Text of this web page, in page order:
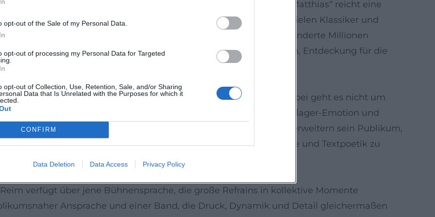
opt-out of the Sale of my Personal Data.
opt-out of processing my Personal Data for Targeted
opt-out of Collection, Use, Retention, Sale, and/or Sharing
Data that Is Unrelated with the Purposes for which it
CONFIRM
Data Deletion Data Access Privacy Policy
und die 2010er-/2020er-Werke „Phoenix“, „Meteor“, „MR20“ und „Matthias“ reicht eine
und Produzent dokumentiert. Auf Streaming-Plattformen erzielen Klassiker und
ausgewiesene Statistikseiten dokumentieren fortlaufend hunderte Millionen
doppelten Wirkmechanismus seiner Musik: Nostalgie für die einen, Entdeckung für die
und im Live-Betrieb.
und Remixe bringen neue Klangnuancen in sein Werk. Dabei geht es nicht um
sinnvolle Kontraste – zum Beispiel die Verbindung aus Schlager-Emotion und
friktionsarm zu neuem Drive verschmilzt. Diese Kollaborationen erweitern sein Publikum,
am Puls der Zeit, ohne die charakteristische Stimmfarbe und Textpoetik zu
verfügt über jene Bühnensprache, die große Refrains in kollektive Momente
Ansprache und einer Band, die Druck, Dynamik und Detail gleichermaßen